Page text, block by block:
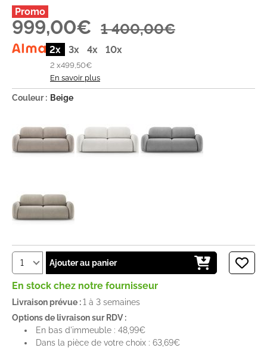
999,00€ 1 400,00€
2x 3x 4x 10x
2 x499,50€
En savoir plus
Couleur : Beige
Ajouter au panier
En stock chez notre fournisseur
Livraison prévue :1 à 3 semaines
Options de livraison sur RDV :
En bas d'immeuble : 48,99€
Dans la pièce de votre choix : 63,69€